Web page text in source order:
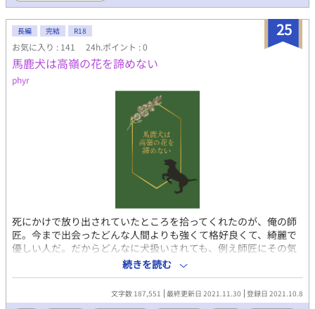
25
長編 完結 R18
お気に入り : 141 24h.ポイント : 0
馬鹿犬は高嶺の花を諦めない
phyr
死にかけで放り出されていたところを拾ってくれたのが、俺の師
匠。今まで出会ったどんな人間よりも強くて格好良くて、綺麗で
優しい人だ。だからどんなに犬扱いされても、例え師匠にその気
がなくても、絶対に俺がこの人を手に入れる。 家も名前もなかっ
た弟子が、血筋も名声も一級品の師匠に焦がれて求めて、手に入
れるお話。 ※このお話はムーンライトノベルズ様にも掲載してい
ます。 第9回BL小説大賞にもエントリー済み。
続きを読む
文字数 187,551 最終更新日 2021.11.30 登録日 2021.10.8